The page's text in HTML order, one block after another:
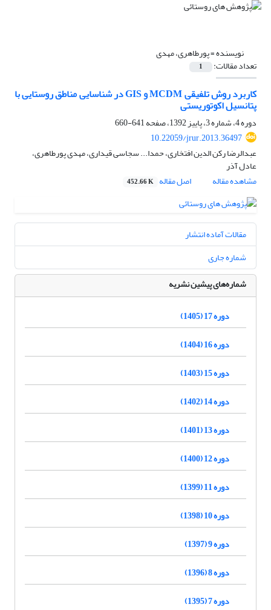
نویسنده =پورطاهری، مهدی
تعداد مقالات: 1
کاربرد روش تلفیقی MCDM و GIS در شناسایی مناطق روستایی با
پتانسیل اکوتوریستی
دوره 4، شماره 3، پاییز 1392، صفحه
641-660
10.22059/jrur.2013.36497
عبدالرضا رکن الدین افتخاری، حمدا... سجاسی قیداری، مهدی پورطاهری،
عادل آذر
مشاهده مقاله
اصل مقاله 452.66 K
مقالات آماده انتشار
شماره جاری
شماره‌های پیشین نشریه
دوره 17 (1405)
دوره 16 (1404)
دوره 15 (1403)
دوره 14 (1402)
دوره 13 (1401)
دوره 12 (1400)
دوره 11 (1399)
دوره 10 (1398)
دوره 9 (1397)
دوره 8 (1396)
دوره 7 (1395)